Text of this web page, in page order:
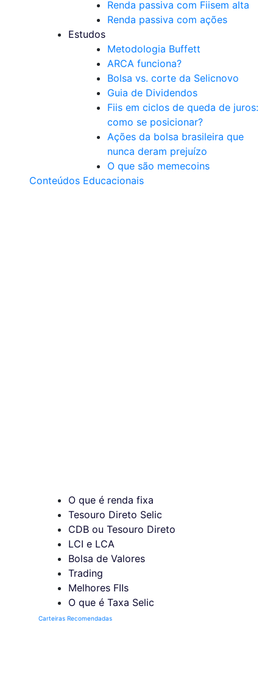
Renda passiva com Fiisem alta
Renda passiva com ações
Estudos
Metodologia Buffett
ARCA funciona?
Bolsa vs. corte da Selicnovo
Guia de Dividendos
Fiis em ciclos de queda de juros:
como se posicionar?
Ações da bolsa brasileira que
nunca deram prejuízo
O que são memecoins
Conteúdos Educacionais
O que é renda fixa
Tesouro Direto Selic
CDB ou Tesouro Direto
LCI e LCA
Bolsa de Valores
Trading
Melhores FIIs
O que é Taxa Selic
Carteiras Recomendadas